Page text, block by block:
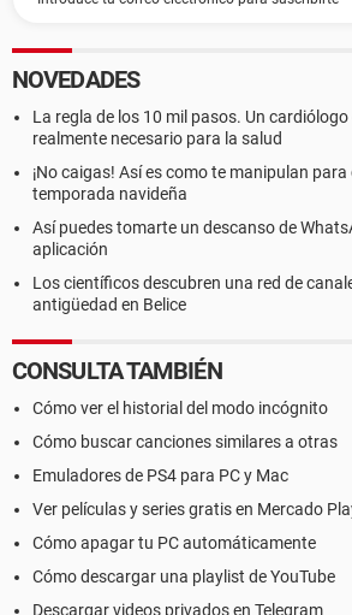
NOVEDADES
La regla de los 10 mil pasos. Un cardiólogo
realmente necesario para la salud
¡No caigas! Así es como te manipulan
temporada navideña
Así puedes tomarte un descanso de
aplicación
Los científicos descubren una red de
antigüedad en Belice
CONSULTA TAMBIÉN
Cómo ver el historial del modo incógnito
Cómo buscar canciones similares a otras
Emuladores de PS4 para PC y Mac
Ver películas y series gratis en Mercado
Cómo apagar tu PC automáticamente
Cómo descargar una playlist de YouTube
Descargar videos privados en Telegram